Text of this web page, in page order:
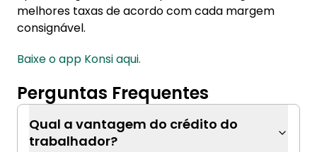
melhores taxas de acordo com cada margem
consignável.
Baixe o app Konsi aqui.
Perguntas Frequentes
Qual a vantagem do crédito do
trabalhador?